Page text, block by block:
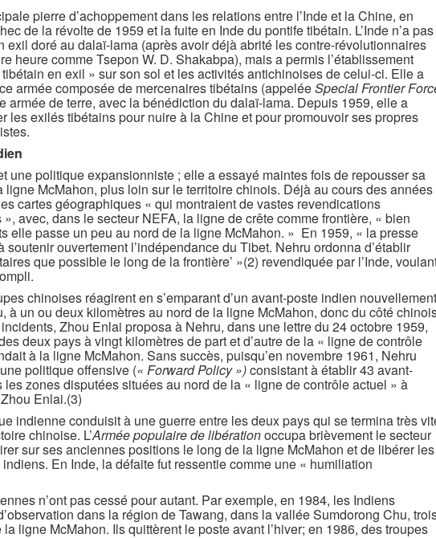
pierre d’achoppement dans les relations entre l’Inde et la Chine, en
de la révolte de 1959 et la fuite en Inde du pontife tibétain. L’Inde n’a pas
exil doré au dalaï-lama (après avoir déjà abrité les contre-révolutionnaires
heure comme Tsepon W. D. Shakabpa), mais a permis l’établissement
tibétain en exil » sur son sol et les activités antichinoises de celui-ci. Elle a
armée composée de mercenaires tibétains (appeléeSpecial Frontier
armée de terre, avec la bénédiction du dalaï-lama. Depuis 1959, elle a
les exilés tibétains pour nuire à la Chine et pour promouvoir ses propres
une politique expansionniste ; elle a essayé maintes fois de repousser sa
ligne McMahon, plus loin sur le territoire chinois. Déjà au cours des années
cartes géographiques « qui montraient de vastes revendications
avec, dans le secteur NEFA, la ligne de crête comme frontière, « bien
elle passe un peu au nord de la ligne McMahon. » En 1959, « la presse
soutenir ouvertement l’indépendance du Tibet. Nehru ordonna d’établir
que possible le long de la frontière’ »(2) revendiquée par l’Inde,
chinoises réagirent en s’emparant d’un avant-poste indien nouvellement
à un ou deux kilomètres au nord de la ligne McMahon, donc du côté
Zhou Enlai proposa à Nehru, dans une lettre du 24 octobre 1959,
deux pays à vingt kilomètres de part et d’autre de la « ligne de contrôle
à la ligne McMahon. Sans succès, puisqu’en novembre 1961, Nehru
politique offensive (« Forward Policy »)consistant à établir 43 avant-
zones disputées situées au nord de la « ligne de contrôle actuel » à
Enlai.(3)
indienne conduisit à une guerre entre les deux pays qui se termina très
chinoise. L’Armée populaire de libérationoccupa brièvement le secteur
sur ses anciennes positions le long de la ligne McMahon et de libérer les
En Inde, la défaite fut ressentie comme une « humiliation
n’ont pas cessé pour autant. Par exemple, en 1984, les Indiens
dans la région de Tawang, dans la vallée Sumdorong Chu,
ligne McMahon. Ils quittèrent le poste avant l’hiver; en 1986, des troupes